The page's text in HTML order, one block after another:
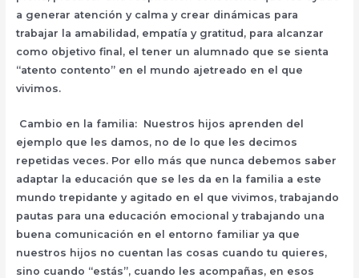
a generar atención y calma y crear dinámicas para
trabajar la amabilidad, empatía y gratitud, para alcanzar
como objetivo final, el tener un alumnado que se sienta
“atento contento” en el mundo ajetreado en el que
vivimos.
Cambio en la familia: Nuestros hijos aprenden del
ejemplo que les damos, no de lo que les decimos
repetidas veces. Por ello más que nunca debemos saber
adaptar la educación que se les da en la familia a este
mundo trepidante y agitado en el que vivimos, trabajando
pautas para una educación emocional y trabajando una
buena comunicación en el entorno familiar ya que
nuestros hijos no cuentan las cosas cuando tu quieres,
sino cuando “estás”, cuando les acompañas, en esos